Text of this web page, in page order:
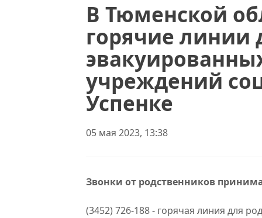
В Тюменской
горячие линии
учреждений
Успенке
05 мая 2023, 13:38
Звонки от родственников
(3452) 726-188 - горячая линия для